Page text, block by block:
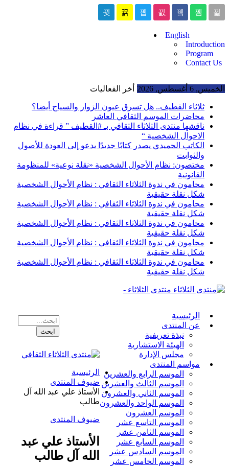
English
Introduction
Program
Contact Us
الخميس, 6 أغسطس, 2026 أخر الفعاليات
ثلاثاء القطيف.. هل تسرق عيون الزوار والسياح أيضا؟
محاضرات الموسم الثقافي العاشر
ناقشها منتدى الثلاثاء الثقافي بـ #القطيف ” قراءة في نظام
الاحوال الشخصية “
الكاتب الحميدي يصدر كتابًا جديدًا يدعو إلى العودة للأصول
والثوابت
مختصون: نظام الأحوال الشخصية «نقلة نوعية» للمنظومة
القانونية
محامون في ندوة الثلاثاء الثقافي : نظام الأحوال الشخصية
شكل نقلة حقيقية
محامون في ندوة الثلاثاء الثقافي : نظام الأحوال الشخصية
شكل نقلة حقيقية
محامون في ندوة الثلاثاء الثقافي : نظام الأحوال الشخصية
شكل نقلة حقيقية
محامون في ندوة الثلاثاء الثقافي : نظام الأحوال الشخصية
شكل نقلة حقيقية
محامون في ندوة الثلاثاء الثقافي : نظام الأحوال الشخصية
شكل نقلة حقيقية
منتدى الثلاثاء -
الرئيسية
عن المنتدى
نبذة تعريفية
الهيئة الاستشارية
مجلس الإدارة
مواسم المنتدى
الموسم الرابع والعشرين
الموسم الثالث والعشرين
الموسم الثاني والعشرون
الموسم الواحد والعشرون
الموسم العشرون
الموسم التاسع عشر
الموسم الثامن عشر
الموسم السابع عشر
الموسم السادس عشر
الموسم الخامس عشر
الرئيسية
ضيوف المنتدى
الأستاذ علي عبد الله آل
طالب
ضيوف المنتدى
الأستاذ علي عبد
الله آل طالب